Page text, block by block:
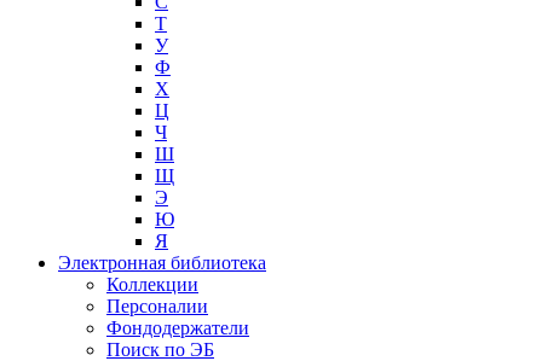
Т
У
Ф
Х
Ц
Ч
Ш
Щ
Э
Ю
Я
Электронная библиотека
Коллекции
Персоналии
Фондодержатели
Поиск по ЭБ